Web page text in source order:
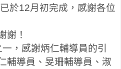
於12月初完成，感謝各位
謝！
，感謝炳仁輔導員的引
輔導員、旻珊輔導員、淑